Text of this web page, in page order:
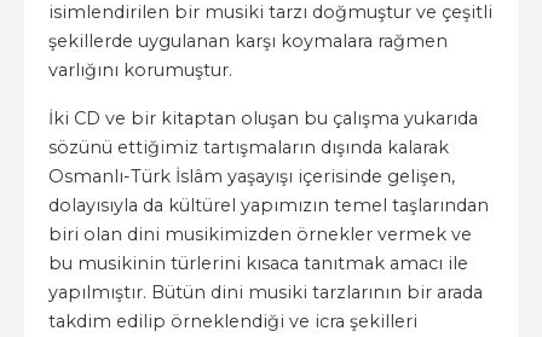
isimlendirilen bir musiki tarzı doğmuştur ve çeşitli
şekillerde uygulanan karşı koymalara rağmen
varlığını korumuştur.
İki CD ve bir kitaptan oluşan bu çalışma yukarıda
sözünü ettiğimiz tartışmaların dışında kalarak
Osmanlı-Türk İslâm yaşayışı içerisinde gelişen,
dolayısıyla da kültürel yapımızın temel taşlarından
biri olan dini musikimizden örnekler vermek ve
bu musikinin türlerini kısaca tanıtmak amacı ile
yapılmıştır. Bütün dini musiki tarzlarının bir arada
takdim edilip örneklendiği ve icra şekilleri